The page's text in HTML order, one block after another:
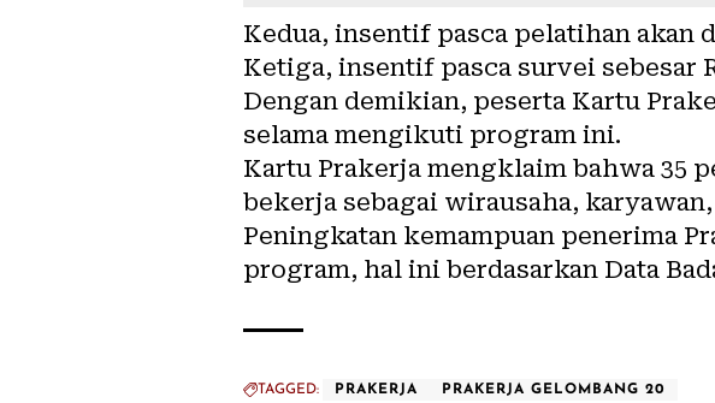
Kedua, insentif pasca pelatihan akan
Ketiga, insentif pasca survei sebesar
Dengan demikian, peserta Kartu
selama mengikuti program ini.
Kartu Prakerja mengklaim bahwa 35
bekerja sebagai wirausaha,
Peningkatan kemampuan penerima
program, hal ini berdasarkan Data
TAGGED: PRAKERJA PRAKERJA GELOMBANG 20